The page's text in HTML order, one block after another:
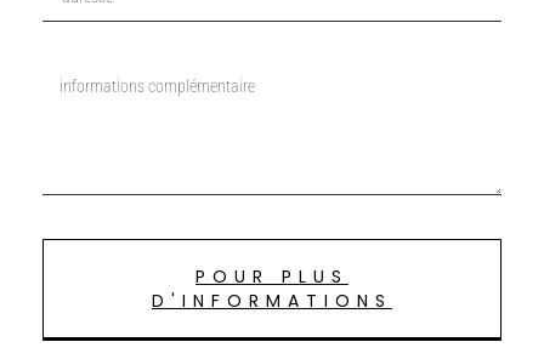
POUR PLUS
D'INFORMATIONS